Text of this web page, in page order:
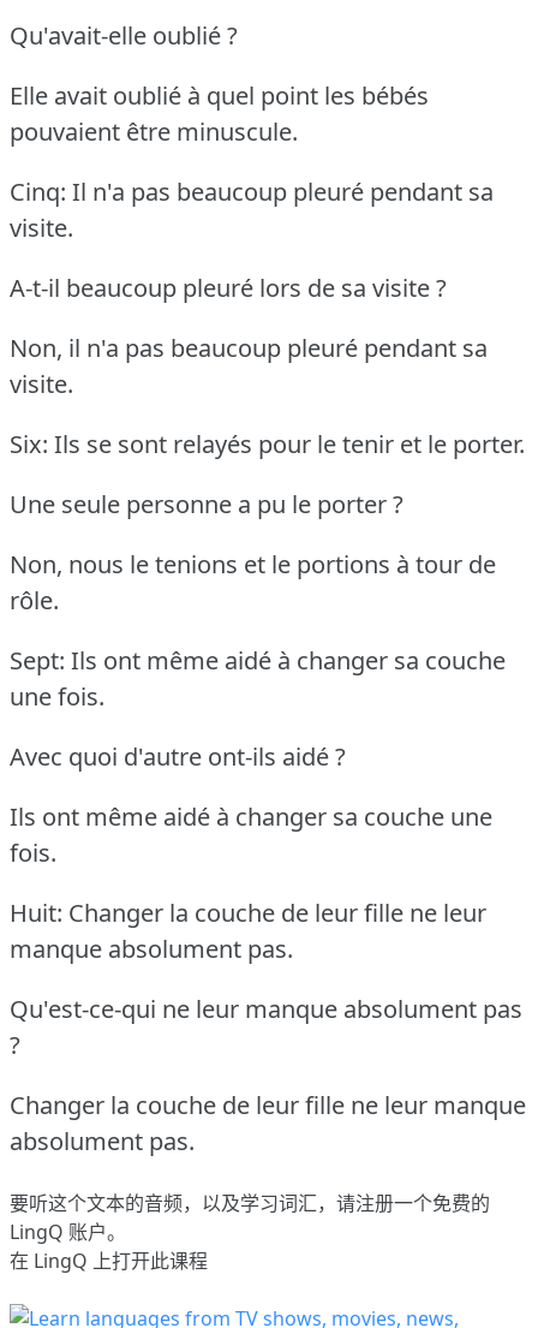
Qu'avait-elle oublié ?
Elle avait oublié à quel point les bébés
pouvaient être minuscule.
Cinq: Il n'a pas beaucoup pleuré pendant sa
visite.
A-t-il beaucoup pleuré lors de sa visite ?
Non, il n'a pas beaucoup pleuré pendant sa
visite.
Six: Ils se sont relayés pour le tenir et le porter.
Une seule personne a pu le porter ?
Non, nous le tenions et le portions à tour de
rôle.
Sept: Ils ont même aidé à changer sa couche
une fois.
Avec quoi d'autre ont-ils aidé ?
Ils ont même aidé à changer sa couche une
fois.
Huit: Changer la couche de leur fille ne leur
manque absolument pas.
Qu'est-ce-qui ne leur manque absolument pas
?
Changer la couche de leur fille ne leur manque
absolument pas.
要听这个文本的音频，以及学习词汇，请注册一个免费的
LingQ 账户。
在 LingQ 上打开此课程